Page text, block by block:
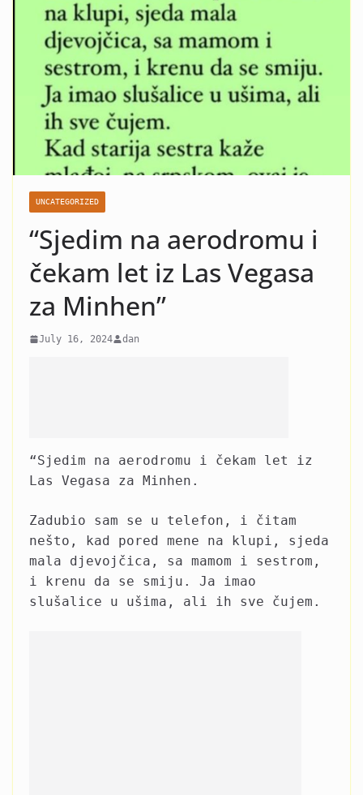
nasilje i krah: Evo koja žena
je razlog kraha braka Čede
Jovanovića! Kad vidite o kome
se radi neće vam bit dobro!
UNCATEGORIZED
“Sjedim na aerodromu i
čekam let iz Las Vegasa
za Minhen”
July 16, 2024 dan
“Sjedim na aerodromu i čekam let iz
Las Vegasa za Minhen.
Zadubio sam se u telefon, i čitam
nešto, kad pored mene na klupi, sjeda
mala djevojčica, sa mamom i sestrom,
i krenu da se smiju. Ja imao
slušalice u ušima, ali ih sve čujem.